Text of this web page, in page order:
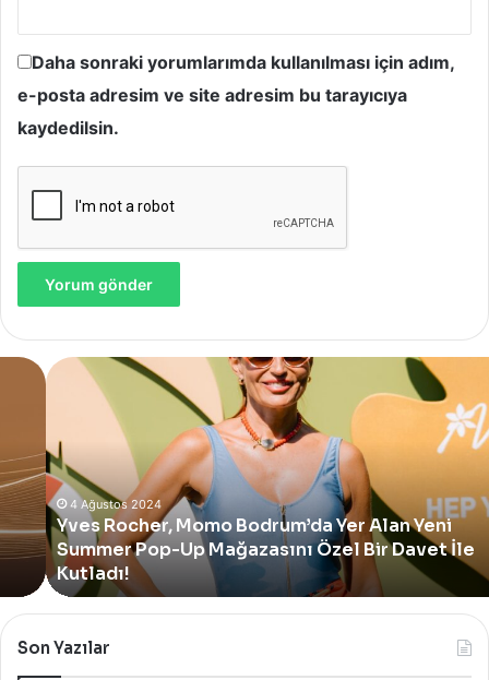
Daha sonraki yorumlarımda kullanılması için adım,
e-posta adresim ve site adresim bu tarayıcıya
kaydedilsin.
Yves
Rocher,
Bodrum’da
Yer
Alan
Yeni
Summer
Pop-
Mağazasını
Özel
Bir
4 Ağustos 2024
Yves Rocher, Momo Bodrum’da Yer Alan Yeni
Summer Pop-Up Mağazasını Özel Bir Davet İle
Kutladı!
Son Yazılar